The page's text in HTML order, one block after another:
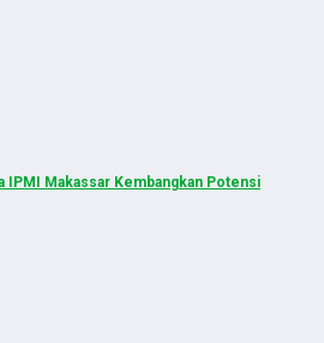
IPMI Makassar Kembangkan Potensi